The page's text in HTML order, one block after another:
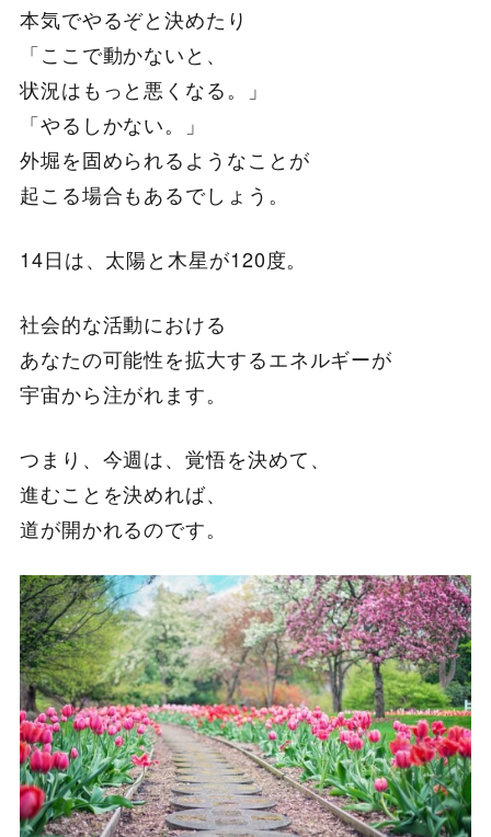
本気でやるぞと決めたり
「ここで動かないと、
状況はもっと悪くなる。」
「やるしかない。」
外堀を固められるようなことが
起こる場合もあるでしょう。
14日は、太陽と木星が120度。
社会的な活動における
あなたの可能性を拡大するエネルギーが
宇宙から注がれます。
つまり、今週は、覚悟を決めて、
進むことを決めれば、
道が開かれるのです。